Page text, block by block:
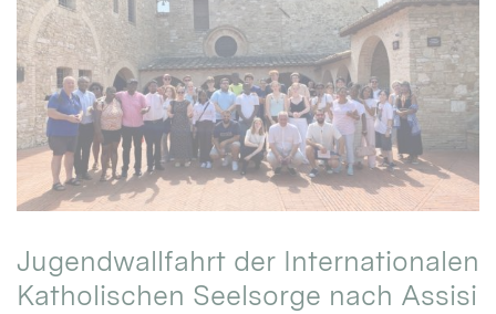
Jugendwallfahrt der Internationalen
Katholischen Seelsorge nach Assisi